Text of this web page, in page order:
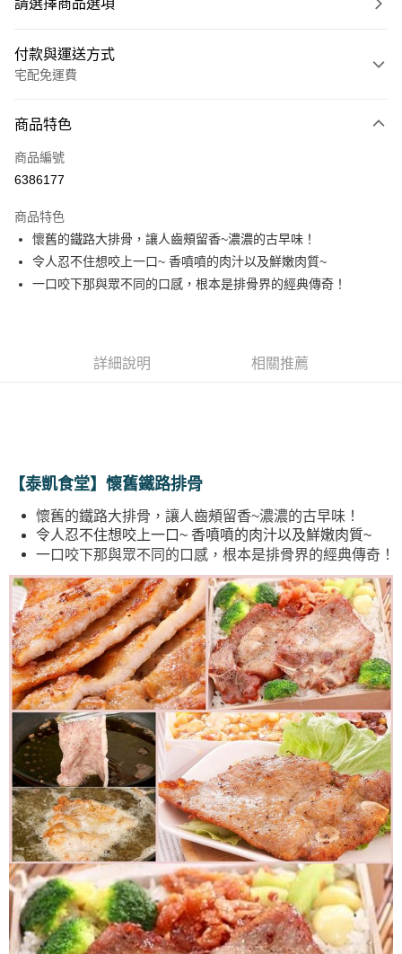
請選擇商品選項
付款與運送方式
宅配免運費
信用卡一次付款
LINE Pay
悠遊付
Google Pay
免運費
商品特色
商品編號
6386177
商品特色
懷舊的鐵路大排骨，讓人齒頰留香~濃濃的古早味！
令人忍不住想咬上一口~ 香噴噴的肉汁以及鮮嫩肉質~
一口咬下那與眾不同的口感，根本是排骨界的經典傳奇！
詳細說明 相關推薦
【泰凱食堂】懷舊鐵路排骨
懷舊的鐵路大排骨，讓人齒頰留香~濃濃的古早味！
令人忍不住想咬上一口~ 香噴噴的肉汁以及鮮嫩肉質~
一口咬下那與眾不同的口感，根本是排骨界的經典傳奇！